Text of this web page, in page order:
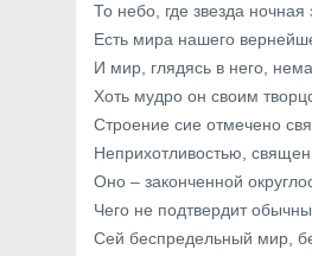
То небо, где звезда ночная
Есть мира нашего
И мир, глядясь в него,
Хоть мудро он своим
Строение сие отмечено
Неприхотливостью,
Оно – законченной
Чего не подтвердит
Сей беспредельный мир,